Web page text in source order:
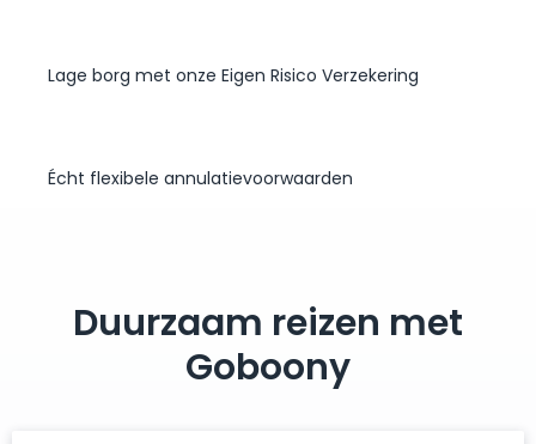
Lage borg met onze Eigen Risico Verzekering
Écht flexibele annulatievoorwaarden
Duurzaam reizen met
Goboony